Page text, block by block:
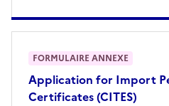
Application for Import
Certificates (CITES)
FORMULAIRE ANNEXE